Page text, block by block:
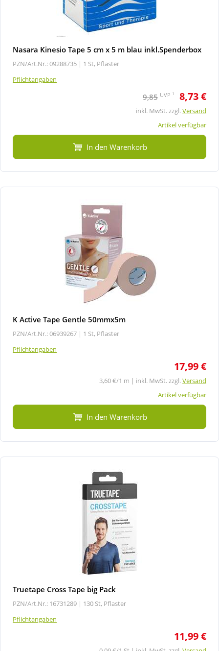
Nasara Kinesio Tape 5 cm x 5 m blau inkl.Spenderbox
PZN/Art.Nr.: 09288735 | 1 St, Pflaster
Pflichtangaben
9,85 UVP 1 8,73 €
inkl. MwSt. zzgl.Versand
Artikel verfügbar
In den Warenkorb
K Active Tape Gentle 50mmx5m
PZN/Art.Nr.: 06939267 | 1 St, Pflaster
Pflichtangaben
17,99 €
3,60 €/1 m | inkl. MwSt. zzgl.Versand
Artikel verfügbar
In den Warenkorb
Truetape Cross Tape big Pack
PZN/Art.Nr.: 16731289 | 130 St, Pflaster
Pflichtangaben
11,99 €